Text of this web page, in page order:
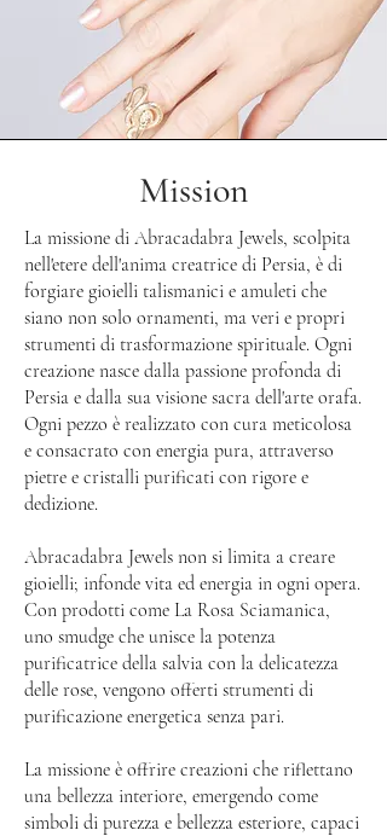
Mission
La missione di Abracadabra Jewels, scolpita
nell'etere dell'anima creatrice di Persia, è di
forgiare gioielli talismanici e amuleti che
siano non solo ornamenti, ma veri e propri
strumenti di trasformazione spirituale. Ogni
creazione nasce dalla passione profonda di
Persia e dalla sua visione sacra dell'arte orafa.
Ogni pezzo è realizzato con cura meticolosa
e consacrato con energia pura, attraverso
pietre e cristalli purificati con rigore e
dedizione.
Abracadabra Jewels non si limita a creare
gioielli; infonde vita ed energia in ogni opera.
Con prodotti come La Rosa Sciamanica,
uno smudge che unisce la potenza
purificatrice della salvia con la delicatezza
delle rose, vengono offerti strumenti di
purificazione energetica senza pari.
La missione è offrire creazioni che riflettano
una bellezza interiore, emergendo come
simboli di purezza e bellezza esteriore, capaci